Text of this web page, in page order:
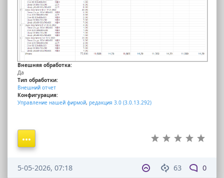
Внешняя обработка:
Да
Тип обработки:
Внешний отчет
Конфигурация:
Управление нашей фирмой, редакция 3.0 (3.0.13.292)
63 0
5-05-2026, 07:18